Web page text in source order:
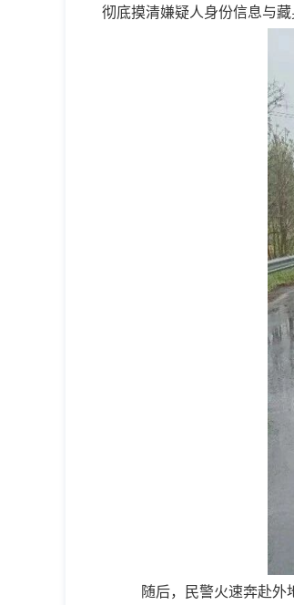
彻底摸清嫌疑人身份信息与藏
随后， 民警火速奔赴外